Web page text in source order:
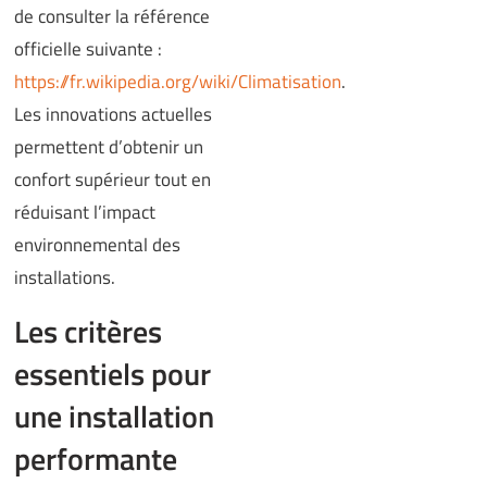
de consulter la référence
officielle suivante :
https://fr.wikipedia.org/wiki/Climatisation.
Les innovations actuelles
permettent d’obtenir un
confort supérieur tout en
réduisant l’impact
environnemental des
installations.
Les critères
essentiels pour
une installation
performante